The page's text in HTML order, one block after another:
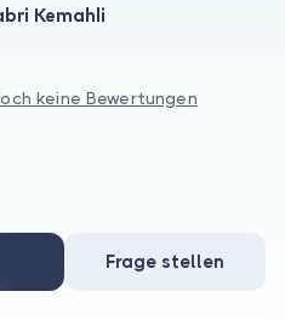
Kemahli
keine Bewertungen
Frage stellen